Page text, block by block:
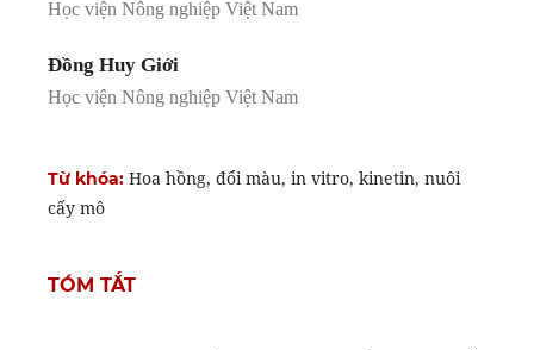
Học viện Nông nghiệp Việt Nam
Đồng Huy Giới
Học viện Nông nghiệp Việt Nam
Từ khóa: Hoa hồng, đổi màu, in vitro, kinetin, nuôi
cấy mô
TÓM TẮT